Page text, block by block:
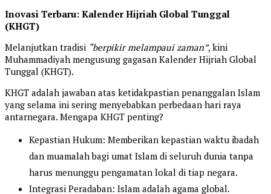
Inovasi Terbaru: Kalender Hijriah Global Tunggal
(KHGT)
Melanjutkan tradisi “berpikir melampaui zaman”, kini
Muhammadiyah mengusung gagasan Kalender Hijriah Global
Tunggal (KHGT).
KHGT adalah jawaban atas ketidakpastian penanggalan Islam
yang selama ini sering menyebabkan perbedaan hari raya
antarnegara. Mengapa KHGT penting?
Kepastian Hukum: Memberikan kepastian waktu ibadah
dan muamalah bagi umat Islam di seluruh dunia tanpa
harus menunggu pengamatan lokal di tiap negara.
Integrasi Peradaban: Islam adalah agama global.